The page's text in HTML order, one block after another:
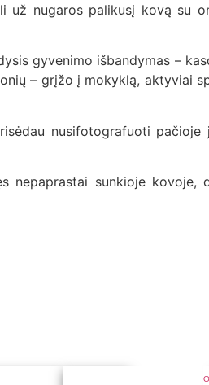
už nugaros palikusį kovą su
gyvenimo išbandymas –
– grįžo į mokyklą, aktyviai
nusifotografuoti pačioje
sunkioje kovoje,